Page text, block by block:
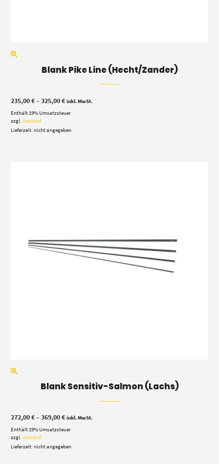
Blank Pike Line (Hecht/Zander)
235,00€–325,00€Preisspanne:
bis
inkl. MwSt.
Enthält 19% Umsatzsteuer
zzgl.Versand
Lieferzeit: nicht angegeben
Blank Sensitiv-Salmon (Lachs)
272,00€–369,00€Preisspanne:
bis
inkl. MwSt.
Enthält 19% Umsatzsteuer
zzgl.Versand
Lieferzeit: nicht angegeben